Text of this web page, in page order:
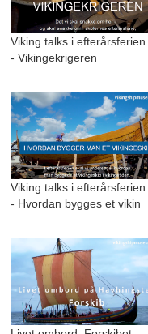
Viking talks i efterårsferien
- Vikingekrigeren
Viking talks i efterårsferien
- Hvordan bygges et vikin